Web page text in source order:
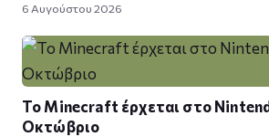
6 Αυγούστου 2026
Το Minecraft έρχεται στο
Οκτώβριο